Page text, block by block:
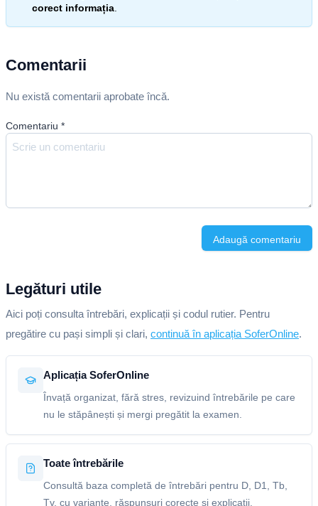
corect informația
Comentarii
Nu există comentarii aprobate încă.
Comentariu *
Adaugă comentariu
Legături utile
Aici poți consulta întrebări, explicații și codul rutier. Pentru
pregătire cu pași simpli și clari, continuă în aplicația SoferOnline.
Aplicația SoferOnline
Învață organizat, fără stres, revizuind întrebările pe care
nu le stăpânești și mergi pregătit la examen.
Toate întrebările
Consultă baza completă de întrebări pentru D, D1, Tb,
Tv, cu variante, răspunsuri corecte și explicații.